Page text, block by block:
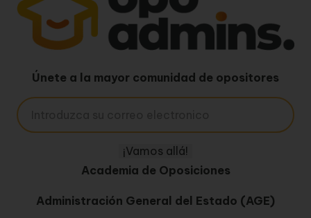
Únete a la mayor comunidad de opositores
Academia de Oposiciones
Administración General del Estado (AGE)